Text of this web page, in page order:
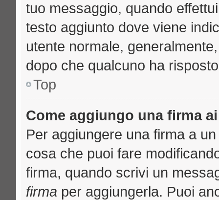
tuo messaggio, quando
testo aggiunto dove viene
utente normale,
dopo che qualcuno ha
Top
Come aggiungo una firma
Per aggiungere una firma a
cosa che puoi fare
firma, quando scrivi un
firma per aggiungerla. Puoi